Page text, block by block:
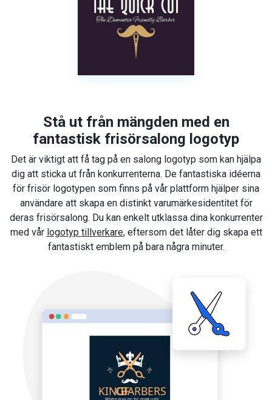
Stå ut från mängden med en
fantastisk frisörsalong logotyp
Det är viktigt att få tag på en salong logotyp som kan hjälpa
dig att sticka ut från konkurrenterna. De fantastiska idéerna
för frisör logotypen som finns på vår plattform hjälper sina
användare att skapa en distinkt varumärkesidentitet för
deras frisörsalong. Du kan enkelt utklassa dina konkurrenter
med vår logotyp tillverkare, eftersom det låter dig skapa ett
fantastiskt emblem på bara några minuter.